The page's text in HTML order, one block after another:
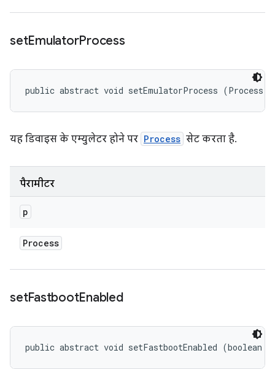
setEmulatorProcess
public abstract void setEmulatorProcess (Process
यह डिवाइस के एम्युलेटर होने पर Process सेट करता है.
पैरामीटर
p
Process
setFastbootEnabled
public abstract void setFastbootEnabled (boolean